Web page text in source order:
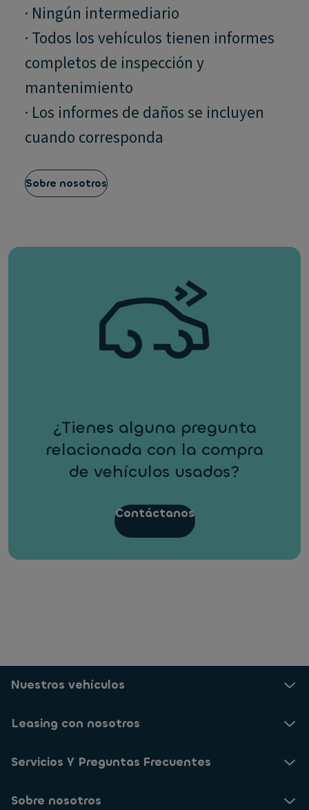
· Ningún intermediario
· Todos los vehículos tienen informes
completos de inspección y
mantenimiento
· Los informes de daños se incluyen
cuando corresponda
Sobre nosotros
¿Tienes alguna pregunta
relacionada con la compra
de vehículos usados?
Contáctanos
Nuestros vehículos
Leasing con nosotros
Servicios Y Preguntas Frecuentes
Sobre nosotros